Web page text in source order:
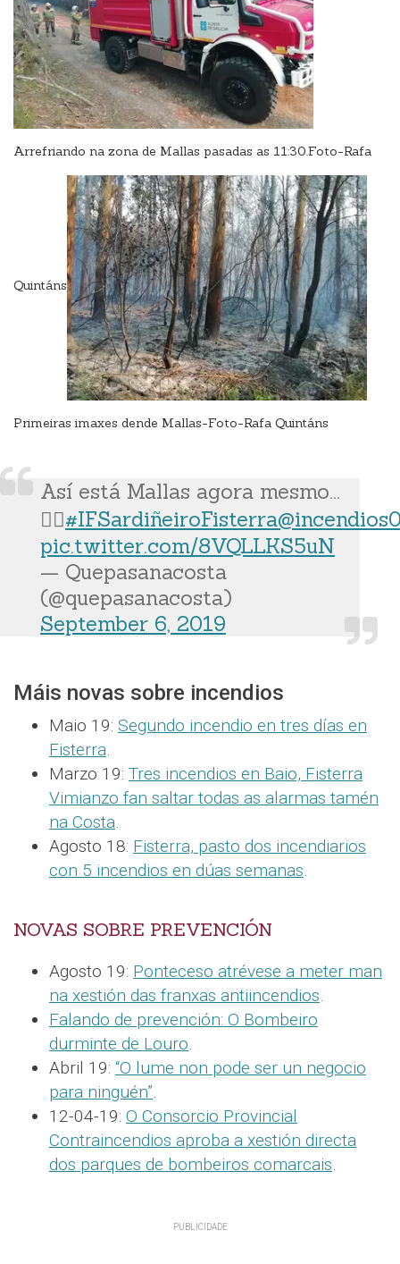
Arrefriando na zona de Mallas pasadas as 11:30.Foto-Rafa
Quintáns
Primeiras imaxes dende Mallas-Foto-Rafa Quintáns
Así está Mallas agora mesmo...
🤦‍♀️#IFSardiñeiroFisterra
pic.twitter.com/8VQLLKS5uN
— Quepasanacosta
(@quepasanacosta)
September 6, 2019
Máis novas sobre incendios
Maio 19: Segundo incendio en tres días en
Fisterra
Marzo 19: Tres incendios en Baio, Fisterra
Vimianzo fan saltar todas as alarmas tamén
na Costa
Agosto 18: Fisterra, pasto dos incendiarios
con 5 incendios en dúas semanas
NOVAS SOBRE PREVENCIÓN
Agosto 19: Ponteceso atrévese a meter man
na xestión das franxas antiincendios
Falando de prevención: O Bombeiro
durminte de Louro
Abril 19: “O lume non pode ser un negocio
para ninguén”
12-04-19: O Consorcio Provincial
Contraincendios aproba a xestión directa
dos parques de bombeiros comarcais